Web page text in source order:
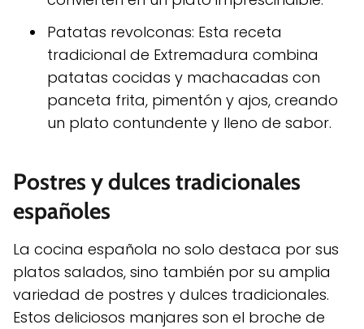
Patatas revolconas: Esta receta
tradicional de Extremadura combina
patatas cocidas y machacadas con
panceta frita, pimentón y ajos, creando
un plato contundente y lleno de sabor.
Postres y dulces tradicionales
españoles
La cocina española no solo destaca por sus
platos salados, sino también por su amplia
variedad de postres y dulces tradicionales.
Estos deliciosos manjares son el broche de